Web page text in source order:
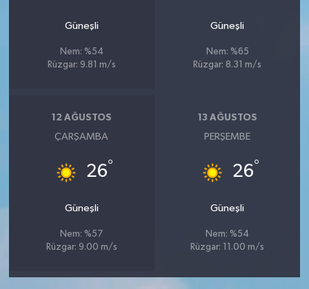
Güneşli
Nem: %54
Rüzgar: 9.81 m/s
Güneşli
Nem: %65
Rüzgar: 8.31 m/s
12 AĞUSTOS
ÇARŞAMBA
26°
Güneşli
Nem: %57
Rüzgar: 9.00 m/s
13 AĞUSTOS
PERŞEMBE
26°
Güneşli
Nem: %54
Rüzgar: 11.00 m/s